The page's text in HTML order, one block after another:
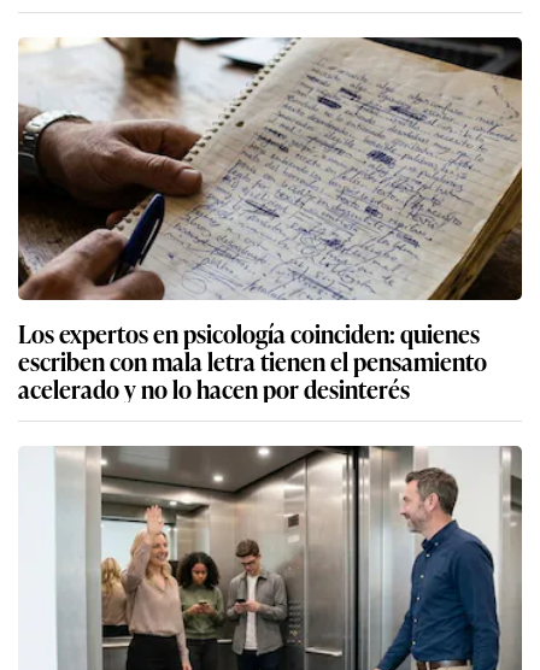
Los expertos en psicología coinciden: quienes
escriben con mala letra tienen el pensamiento
acelerado y no lo hacen por desinterés